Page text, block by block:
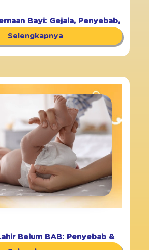
Bayi: Gejala, Penyebab,
Cara Atasi
Selengkapnya
Belum BAB: Penyebab &